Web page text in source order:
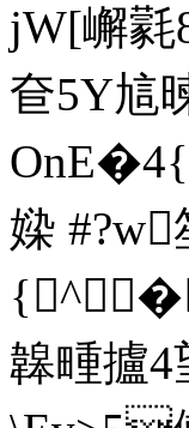
jW[嶰氋
奆5Y訄
OnE�4{
媣 #?w
{^�
韟畽攎